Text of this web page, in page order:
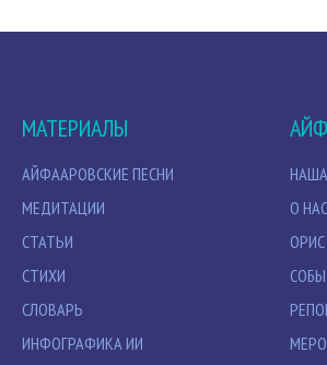
МАТЕРИАЛЫ
АЙФААРОВСКИЕ ПЕСНИ
МЕДИТАЦИИ
СТАТЬИ
СТИХИ
СЛОВАРЬ
ИНФОГРАФИКА ИИ
О НАС
ОРИС